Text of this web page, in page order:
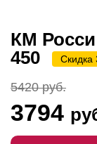
КМ
450
Скидка
5420 руб.
3794